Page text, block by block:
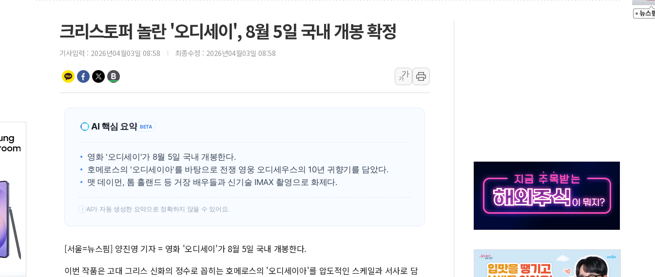
AIA그룹, 12년 연속 MDRT 회원 수 세계 1위…국내 회원 34% 증가
[컨콜] 네이버, 멤버십 연계 배송 혜택 강화...새벽 배송 도입 예정
[특징주] 포스코퓨처엠, LFP 장기공급 합의에 7%대 급등
HDC랩스, 'BUILD CON SUMMIT 2026' 참가
와이즈버즈, 상반기 매출 245억원…순이익 흑자 전환
배준영 의원 "거주 사용 형태에 따른 중과세는 과세 원칙 어긋나"
롯데쇼핑, 백화점이 이끈 반등...2분기 영업이익 121% 급증
합수본, '투표율 조작 의혹' 서울·경기·충북 선관위 등 추가 압수수색
교원그룹 펫 프렌들리 호텔 '키녹', 30일 2주년 기념 행사
벤처업계 "정부 세제개편안 환영...RSU 세제지원 긍정 검토되길"
크리스토퍼 놀란 '오디세이', 8월 5일 국내 개봉 확정
기사입력 : 2026년04월03일 08:58 최종수정 : 2026년04월03일 08:58
가
가
AI 핵심 요약 BETA
영화 '오디세이'가 8월 5일 국내 개봉한다.
호메로스의 '오디세이아'를 바탕으로 전쟁 영웅 오디세우스의 10년 귀향기를 담았다.
맷 데이먼, 톰 홀랜드 등 거장 배우들과 신기술 IMAX 촬영으로 화제다.
! AI가 자동 생성한 요약으로 정확하지 않을 수 있어요.
[서울=뉴스핌] 양진영 기자 = 영화 '오디세이'​가 8월 5일 국내 개봉한다.
이번 작품은 고대 그리스 신화의 정수로 꼽히는 호메로스의 '오디세이아'를 압도적인 스케일과 서사로 담